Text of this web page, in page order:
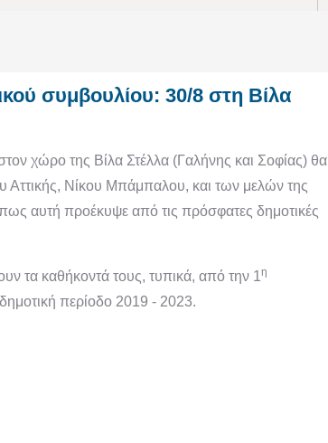
συμβουλίου: 30/8 στη Βίλα
χώρο της Βίλα Στέλλα (Γαλήνης και Σοφίας) θα
Αττικής, Νίκου Μπάμπαλου, και των μελών της
αυτή προέκυψε από τις πρόσφατες δημοτικές
τα καθήκοντά τους, τυπικά, από την 1η
περίοδο 2019 - 2023.